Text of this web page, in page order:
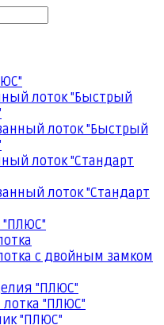
лоток "Быстрый
лоток "Быстрый
лоток "Стандарт
лоток "Стандарт
"ПЛЮС"
с двойным замком
"ПЛЮС"
лотка "ПЛЮС"
"ПЛЮС"